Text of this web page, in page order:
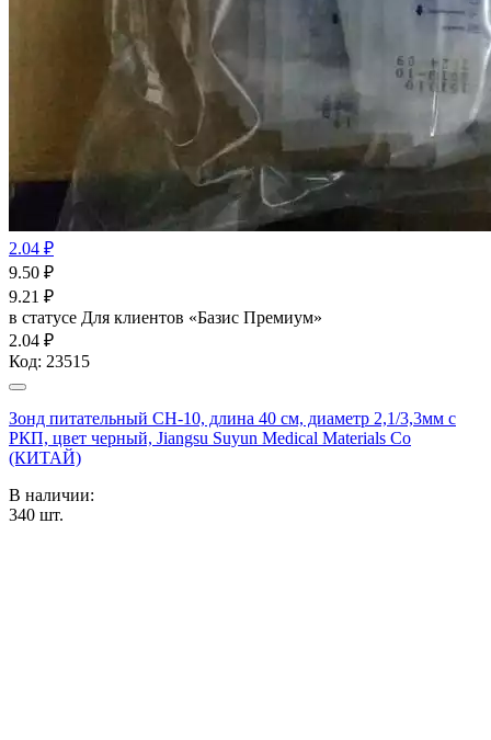
2.04 ₽
9.50 ₽
9.21 ₽
в статусе Для клиентов «Базис Премиум»
2.04 ₽
Код: 23515
Зонд питательный CH-10, длина 40 см, диаметр 2,1/3,3мм с
РКП, цвет черный, Jiangsu Suyun Medical Materials Co
(КИТАЙ)
В наличии:
340 шт.